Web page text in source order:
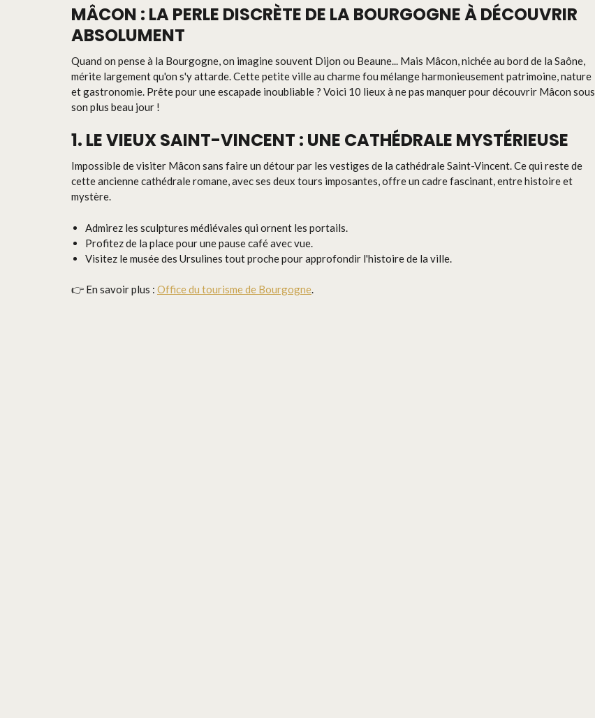
MÂCON : LA PERLE DISCRÈTE DE LA BOURGOGNE À DÉCOUVRIR
ABSOLUMENT
Quand on pense à la Bourgogne, on imagine souvent Dijon ou Beaune... Mais Mâcon, nichée au bord de la Saône,
mérite largement qu'on s'y attarde. Cette petite ville au charme fou mélange harmonieusement patrimoine, nature
et gastronomie. Prête pour une escapade inoubliable ? Voici 10 lieux à ne pas manquer pour découvrir Mâcon sous
son plus beau jour !
1. LE VIEUX SAINT-VINCENT : UNE CATHÉDRALE MYSTÉRIEUSE
Impossible de visiter Mâcon sans faire un détour par les vestiges de la cathédrale Saint-Vincent. Ce qui reste de
cette ancienne cathédrale romane, avec ses deux tours imposantes, offre un cadre fascinant, entre histoire et
mystère.
Admirez les sculptures médiévales qui ornent les portails.
Profitez de la place pour une pause café avec vue.
Visitez le musée des Ursulines tout proche pour approfondir l'histoire de la ville.
👉 En savoir plus : Office du tourisme de Bourgogne.